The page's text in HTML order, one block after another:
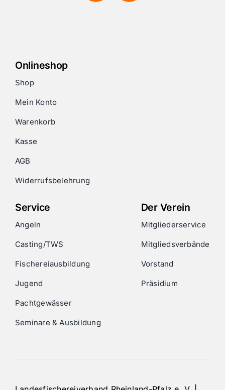
Onlineshop
Shop
Mein Konto
Warenkorb
Kasse
AGB
Widerrufsbelehrung
Service
Angeln
Casting/TWS
Fischereiausbildung
Jugend
Pachtgewässer
Seminare & Ausbildung
Der Verein
Mitgliederservice
Mitgliedsverbände
Vorstand
Präsidium